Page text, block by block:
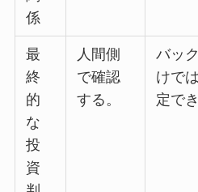
係
最
終
的
な
投
資
人間側
で確認
する。
バッ
けで
定で